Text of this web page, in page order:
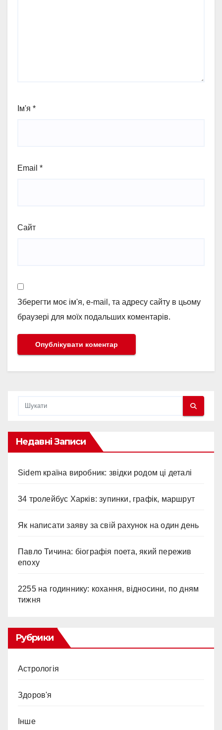
Ім'я *
Email *
Сайт
Зберегти моє ім'я, e-mail, та адресу сайту в цьому
браузері для моїх подальших коментарів.
Недавні Записи
Sidem країна виробник: звідки родом ці деталі
34 тролейбус Харків: зупинки, графік, маршрут
Як написати заяву за свій рахунок на один день
Павло Тичина: біографія поета, який пережив
епоху
2255 на годиннику: кохання, відносини, по дням
тижня
Рубрики
Астрологія
Здоров'я
Інше